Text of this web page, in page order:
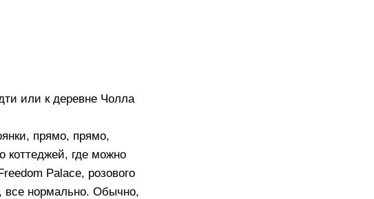
или к деревне Чолла
прямо, прямо,
коттеджей, где можно
Palace, розового
все нормально. Обычно,